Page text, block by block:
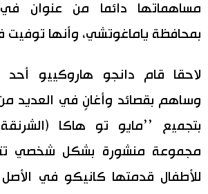
مساهماتها دائما من عنوان
بمحافظة ياماغوتشي، وأنها
لاحقا قام دانجو هاروكييو
وساهم بقصائد وأغانٍ في العديد
بتجميع ’’مايو تو هاكا
للأطفال قدمتها كانيكو في